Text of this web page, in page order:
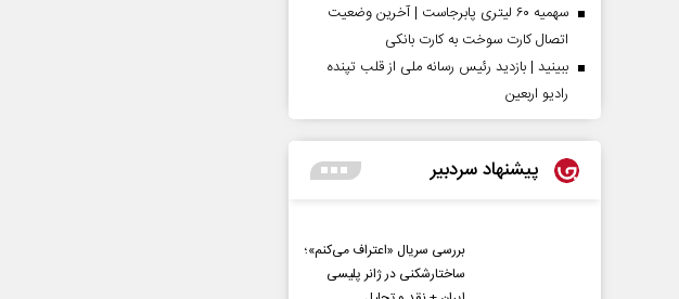
سهمیه ۶۰ لیتری پابرجاست | آخرین وضعیت
اتصال کارت سوخت به کارت بانکی
ببینید | بازدید رئیس رسانه ملی از قلب تپنده
رادیو اربعین
پیشنهاد سردبیر
بررسی سریال «اعتراف می‌کنم»؛
ساختارشکنی در ژانر پلیسی